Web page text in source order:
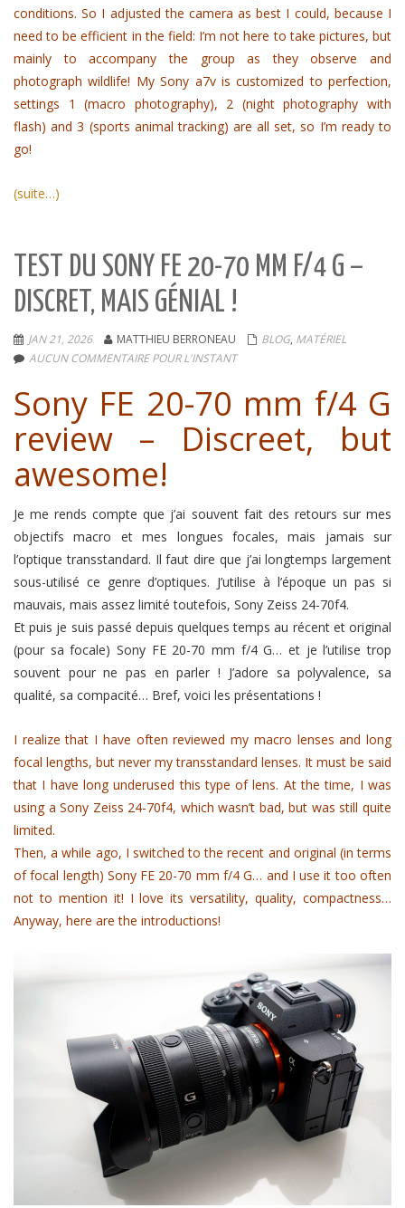
conditions. So I adjusted the camera as best I could, because I
need to be efficient in the field: I’m not here to take pictures, but
mainly to accompany the group as they observe and
photograph wildlife! My Sony a7v is customized to perfection,
settings 1 (macro photography), 2 (night photography with
flash) and 3 (sports animal tracking) are all set, so I’m ready to
go!
(suite…)
TEST DU SONY FE 20-70 MM F/4 G –
DISCRET, MAIS GÉNIAL !
JAN 21, 2026 MATTHIEU BERRONEAU BLOG, MATÉRIEL
AUCUN COMMENTAIRE POUR L'INSTANT
Sony FE 20-70 mm f/4 G
review – Discreet, but
awesome!
Je me rends compte que j’ai souvent fait des retours sur mes
objectifs macro et mes longues focales, mais jamais sur
l’optique transstandard. Il faut dire que j’ai longtemps largement
sous-utilisé ce genre d’optiques. J’utilise à l’époque un pas si
mauvais, mais assez limité toutefois, Sony Zeiss 24-70f4.
Et puis je suis passé depuis quelques temps au récent et original
(pour sa focale) Sony FE 20-70 mm f/4 G… et je l’utilise trop
souvent pour ne pas en parler ! J’adore sa polyvalence, sa
qualité, sa compacité… Bref, voici les présentations !
I realize that I have often reviewed my macro lenses and long
focal lengths, but never my transstandard lenses. It must be said
that I have long underused this type of lens. At the time, I was
using a Sony Zeiss 24-70f4, which wasn’t bad, but was still quite
limited.
Then, a while ago, I switched to the recent and original (in terms
of focal length) Sony FE 20-70 mm f/4 G… and I use it too often
not to mention it! I love its versatility, quality, compactness…
Anyway, here are the introductions!